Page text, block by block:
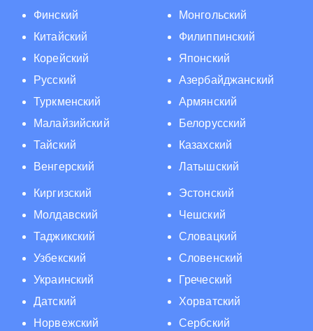
Финский
Китайский
Корейский
Русский
Туркменский
Малайзийский
Тайский
Венгерский
Монгольский
Филиппинский
Японский
Азербайджанский
Армянский
Белорусский
Казахский
Латышский
Киргизский
Молдавский
Таджикский
Узбекский
Украинский
Датский
Норвежский
Эстонский
Чешский
Словацкий
Словенский
Греческий
Хорватский
Сербский